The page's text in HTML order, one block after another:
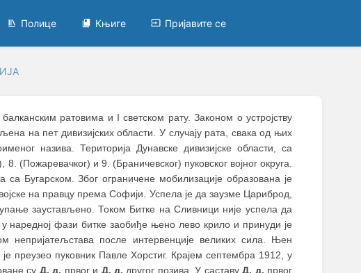
Полице Књиге Пријавите се
ратовима и I светском рату. Законом о устројству
на пет дивизијских области. У случају рата, свака од њих
назива. Територија Дунавске дивизијске области, са
(Пожаревачког) и 9. (Браничевског) пуковског војног округа.
Бугарском. Због ограничене мобилизације образована је
на правцу према Софији. Успела је да заузме Цариброд,
заустављено. Током Битке на Сливници није успела да
наредној фази битке заобиђе њено лево крило и принуди је
после интервенције великих сила. Њен
преузео пуковник Павле Хорстиг. Крајем септембра 1912, у
су Д. д. првог и Д. д. другог позива. У саставуД. д. првог